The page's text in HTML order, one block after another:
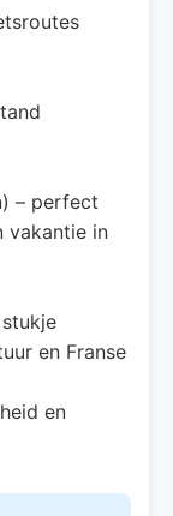
– perfect
vakantie in
en Franse
en